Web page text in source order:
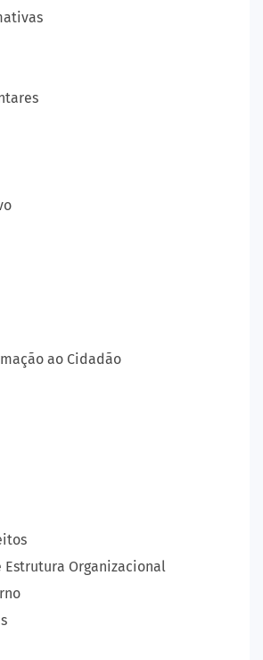
ao Cidadão
Estrutura Organizacional